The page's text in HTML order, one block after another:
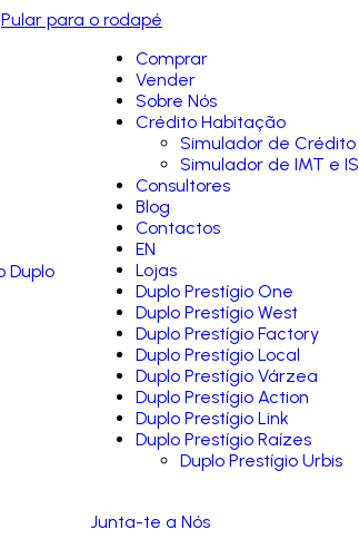
Pular para o rodapé
Comprar
Vender
Sobre Nós
Crédito Habitação
Simulador de Crédito
Simulador de IMT e IS
Consultores
Blog
Contactos
EN
Lojas
Duplo Prestígio One
Duplo Prestígio West
Duplo Prestígio Factory
Duplo Prestígio Local
Duplo Prestígio Várzea
Duplo Prestígio Action
Duplo Prestígio Link
Duplo Prestígio Raízes
Duplo Prestígio Urbis
Junta-te a Nós